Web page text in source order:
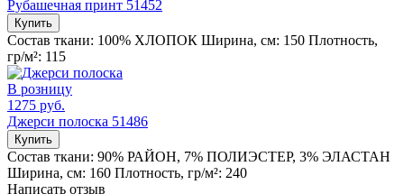
Рубашечная принт 51452
Купить
Состав ткани: 100% ХЛОПОК Ширина, см: 150 Плотность,
гр/м²: 115
В розницу
1275 руб.
Джерси полоска 51486
Купить
Состав ткани: 90% РАЙОН, 7% ПОЛИЭСТЕР, 3% ЭЛАСТАН
Ширина, см: 160 Плотность, гр/м²: 240
Написать отзыв